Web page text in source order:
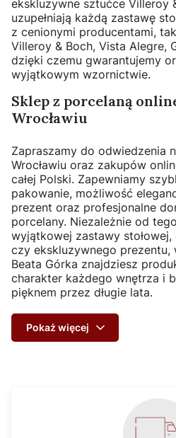
ekskluzywne sztućce Villeroy
uzupełniają każdą zastawę
z cenionymi producentami,
Villeroy & Boch, Vista Alegre,
dzięki czemu gwarantujemy
wyjątkowym wzornictwie.
Sklep z porcelaną
Wrocławiu
Zapraszamy do odwiedzenia
Wrocławiu oraz zakupów
całej Polski. Zapewniamy
pakowanie, możliwość
prezent oraz profesjonalne
porcelany. Niezależnie od
wyjątkowej zastawy
czy ekskluzywnego prezentu,
Beata Górka znajdziesz
charakter każdego wnętrza i
pięknem przez długie lata.
Pokaż więcej